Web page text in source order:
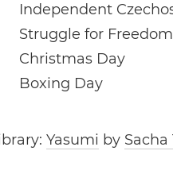
Independent
Struggle for
Christmas Day
Boxing Day
Yasumi by